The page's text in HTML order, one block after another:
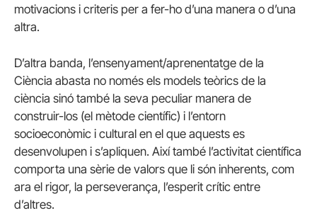
motivacions i criteris per a fer-ho d’una manera o d’una
altra.
D’altra banda, l’ensenyament/aprenentatge de la
Ciència abasta no només els models teòrics de la
ciència sinó també la seva peculiar manera de
construir-los (el mètode científic) i l’entorn
socioeconòmic i cultural en el que aquests es
desenvolupen i s’apliquen. Així també l’activitat científica
comporta una sèrie de valors que li són inherents, com
ara el rigor, la perseverança, l’esperit crític entre
d’altres.